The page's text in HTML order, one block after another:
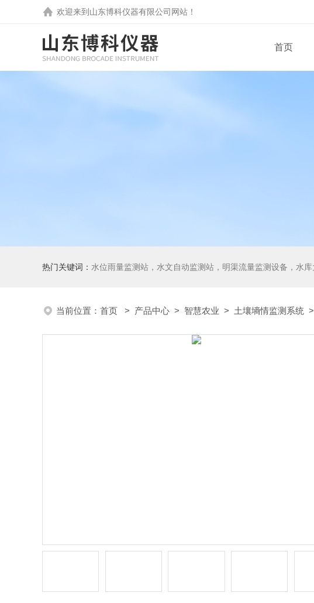
欢迎来到 山东博科仪器有限公司 网站！
首页
热门关键词： 水位雨量监测站，水文自动监测站，明渠流量监测设备，水
当前位置： 首页 > 产品中心 > 智慧农业 > 土壤墒情监测系统